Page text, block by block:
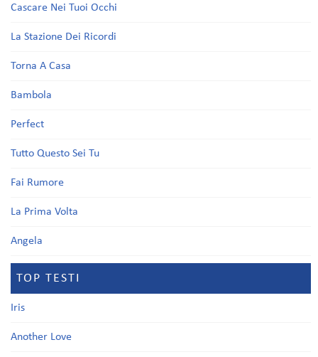
Cascare Nei Tuoi Occhi
La Stazione Dei Ricordi
Torna A Casa
Bambola
Perfect
Tutto Questo Sei Tu
Fai Rumore
La Prima Volta
Angela
TOP TESTI
Iris
Another Love